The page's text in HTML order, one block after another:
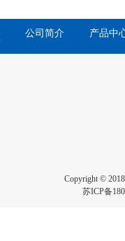
公司简介 产品中
Copyright ©
苏ICP备